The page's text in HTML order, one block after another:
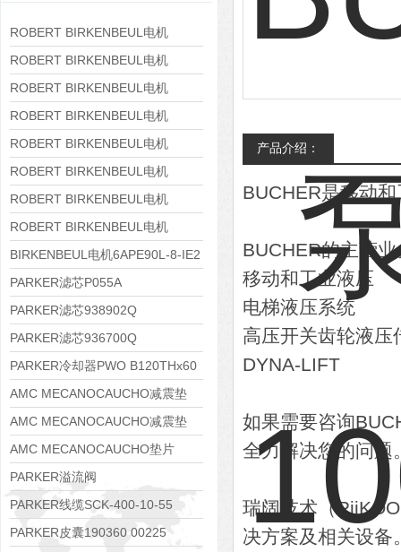
ROBERT BIRKENBEUL电机
8APE225M-4-IE3
ROBERT BIRKENBEUL电机
8APE180L-4 IE3
ROBERT BIRKENBEUL电机
8APE160M-6 IE3
ROBERT BIRKENBEUL电机
8APE160L-4-IE3
ROBERT BIRKENBEUL电机
8APE112M-6K-IE3
ROBERT BIRKENBEUL电机
8APE100L-2 IE3
ROBERT BIRKENBEUL电机
8APE90S-4 IE3
ROBERT BIRKENBEUL电机
8APE80M-2K-IE3
BIRKENBEUL电机6APE90L-8-IE2
PARKER滤芯P055A
PARKER滤芯938902Q
PARKER滤芯936700Q
PARKER冷却器PWO B120THx60
AMC MECANOCAUCHO减震垫
138552
AMC MECANOCAUCHO减震垫
138551
AMC MECANOCAUCHO垫片
608074
PARKER溢流阀
RE06M35W2N1KWXG087
PARKER线缆SCK-400-10-55
PARKER皮囊190360 00225
产品介绍：
BUCHER是移动
BUCHER的主营
移动和工业液压
电梯液压系统
高压开关齿轮液压
DYNA-LIFT
如果需要咨询
全力解决您的问题
瑞阔技术（
决方案及相关设备